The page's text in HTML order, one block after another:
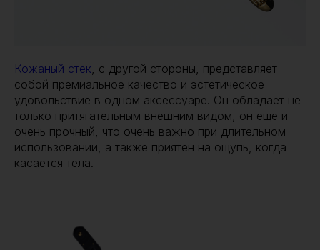
Кожаный стек, с другой стороны, представляет
собой премиальное качество и эстетическое
удовольствие в одном аксессуаре. Он обладает не
только притягательным внешним видом, он еще и
очень прочный, что очень важно при длительном
использовании, а также приятен на ощупь, когда
касается тела.